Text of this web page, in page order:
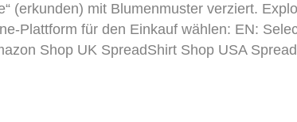
(erkunden) mit Blumenmuster verziert.
Plattform für den Einkauf wählen: EN:
Shop UK SpreadShirt Shop USA